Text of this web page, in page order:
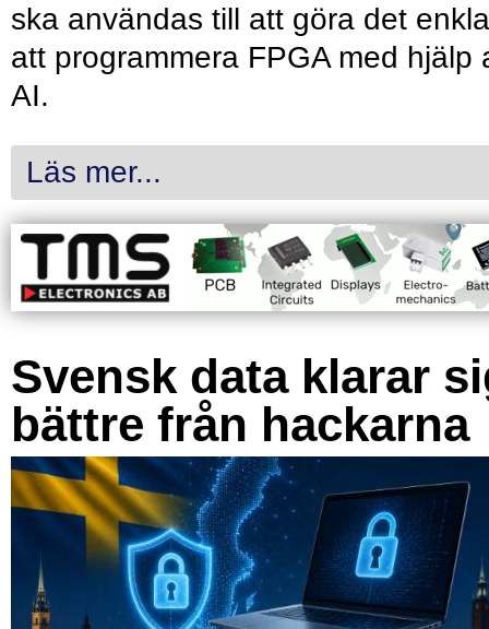
ska användas till att göra det
att programmera FPGA med hjälp
AI.
Läs mer...
Svensk data klarar
bättre från hackarna